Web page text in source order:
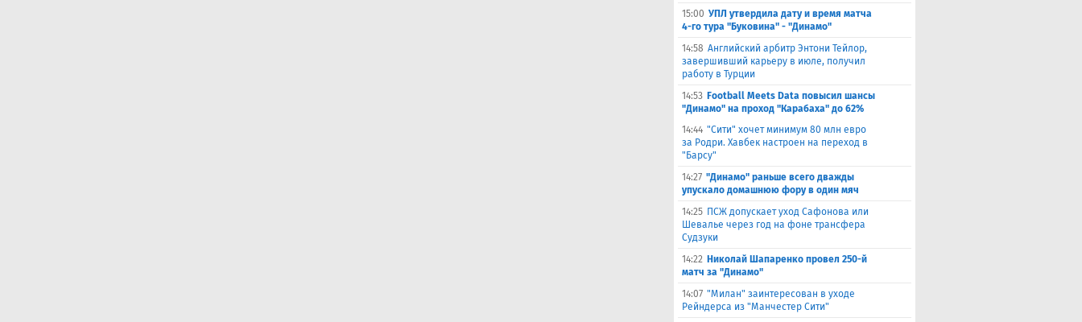
15:00 УПЛ утвердила дату и время матча
4-го тура "Буковина" - "Динамо"
14:58 Английский арбитр Энтони Тейлор,
завершивший карьеру в июле, получил
работу в Турции
14:53 Football Meets Data повысил шансы
"Динамо" на проход "Карабаха" до 62%
14:44 "Сити" хочет минимум 80 млн евро
за Родри. Хавбек настроен на переход в
"Барсу"
14:27 "Динамо" раньше всего дважды
упускало домашнюю фору в один мяч
14:25 ПСЖ допускает уход Сафонова или
Шевалье через год на фоне трансфера
Судзуки
14:22 Николай Шапаренко провел 250-й
матч за "Динамо"
14:07 "Милан" заинтересован в уходе
Рейндерса из "Манчестер Сити"